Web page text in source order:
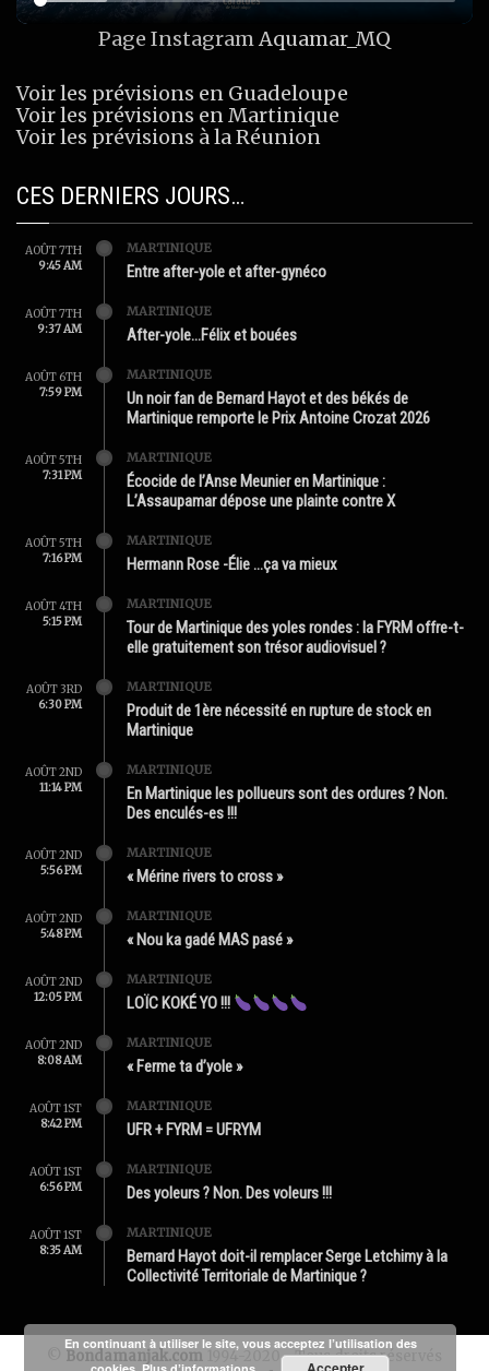
Page InstagramAquamar_MQ
Voir les prévisions en Guadeloupe
Voir les prévisions en Martinique
Voir les prévisions à la Réunion
CES DERNIERS JOURS…
AOÛT 7TH
9:45 AM
MARTINIQUE
Entre after-yole et after-gynéco
AOÛT 7TH
9:37 AM
MARTINIQUE
After-yole…Félix et bouées
AOÛT 6TH
7:59 PM
MARTINIQUE
Un noir fan de Bernard Hayot et des békés de
Martinique remporte le Prix Antoine Crozat 2026
AOÛT 5TH
7:31 PM
MARTINIQUE
Écocide de l’Anse Meunier en Martinique :
L’Assaupamar dépose une plainte contre X
AOÛT 5TH
7:16 PM
MARTINIQUE
Hermann Rose -Élie …ça va mieux
AOÛT 4TH
5:15 PM
MARTINIQUE
Tour de Martinique des yoles rondes : la FYRM offre-t-
elle gratuitement son trésor audiovisuel ?
AOÛT 3RD
6:30 PM
MARTINIQUE
Produit de 1ère nécessité en rupture de stock en
Martinique
AOÛT 2ND
11:14 PM
MARTINIQUE
En Martinique les pollueurs sont des ordures ? Non.
Des enculés-es !!!
AOÛT 2ND
5:56 PM
MARTINIQUE
« Mérine rivers to cross »
AOÛT 2ND
5:48 PM
MARTINIQUE
« Nou ka gadé MAS pasé »
AOÛT 2ND
12:05 PM
MARTINIQUE
LOÏC KOKÉ YO !!!
AOÛT 2ND
8:08 AM
MARTINIQUE
« Ferme ta d’yole »
AOÛT 1ST
8:42 PM
MARTINIQUE
UFR + FYRM = UFRYM
AOÛT 1ST
6:56 PM
MARTINIQUE
Des yoleurs ? Non. Des voleurs !!!
AOÛT 1ST
8:35 AM
MARTINIQUE
Bernard Hayot doit-il remplacer Serge Letchimy à la
Collectivité Territoriale de Martinique ?
Bondamanjak.com 1994-2020 - Tous droits réservés
En continuant à utiliser le site, vous acceptez l’utilisation des